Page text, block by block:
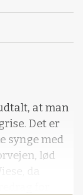
at man
Det er
synge med
lød
da